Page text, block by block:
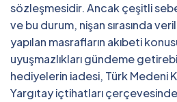
sözleşmesidir. Ancak çeşitli
ve bu durum, nişan sırasında
yapılan masrafların akıbeti
uyuşmazlıkları gündeme
hediyelerin iadesi, Türk Medeni
Yargıtay içtihatları